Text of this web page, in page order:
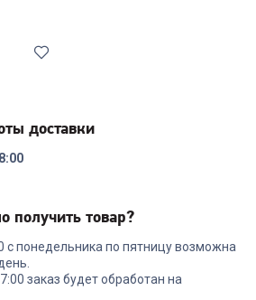
доставки
получить товар?
с понедельника по пятницу возможна
заказ будет обработан на